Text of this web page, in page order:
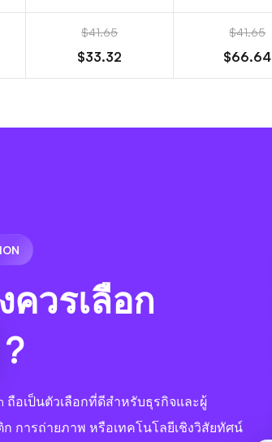
$41.65
$33.32
$41.65
$66.64
ควรเลือก
?
ถือเป็นตัวเลือกที่ดีสำหรับธุรกิจและผู้
การถ่ายภาพ หรือเทคโนโลยีเชิงวิสัยทัศน์